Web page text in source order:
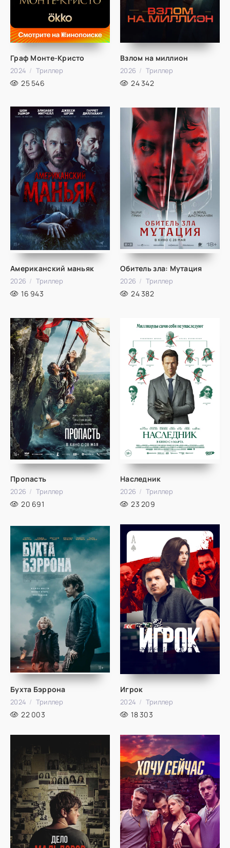
Граф Монте-Кристо
2024 Триллер
25 546
Взлом на миллион
2026 Триллер
24 342
Американский маньяк
2026 Триллер
16 943
Обитель зла: Мутация
2026 Триллер
24 382
Пропасть
2026 Триллер
20 691
Наследник
2026 Триллер
23 209
Бухта Бэррона
2024 Триллер
22 003
Игрок
2024 Триллер
18 303